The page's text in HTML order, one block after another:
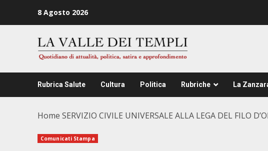
8 Agosto 2026
Rubrica Salute Cultura Politica Rubriche La
Home SERVIZIO CIVILE UNIVERSALE ALLA LEGA DEL FILO
Comunicati Stampa